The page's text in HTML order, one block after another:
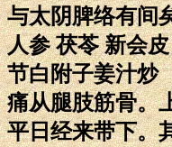
与太阴脾络有间
人参 茯苓 新会
节白附子姜汁炒
痛从腿肢筋骨。
平日经来带下。